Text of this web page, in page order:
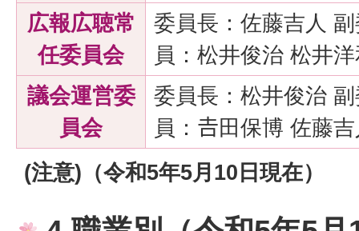
広報広聴常
任委員会
委員長：佐藤吉人
員：松井俊治 松井
議会運営委
員会
委員長：松井俊治
員：𠮷田保博 佐藤
(注意)（令和5年5月10日現在）